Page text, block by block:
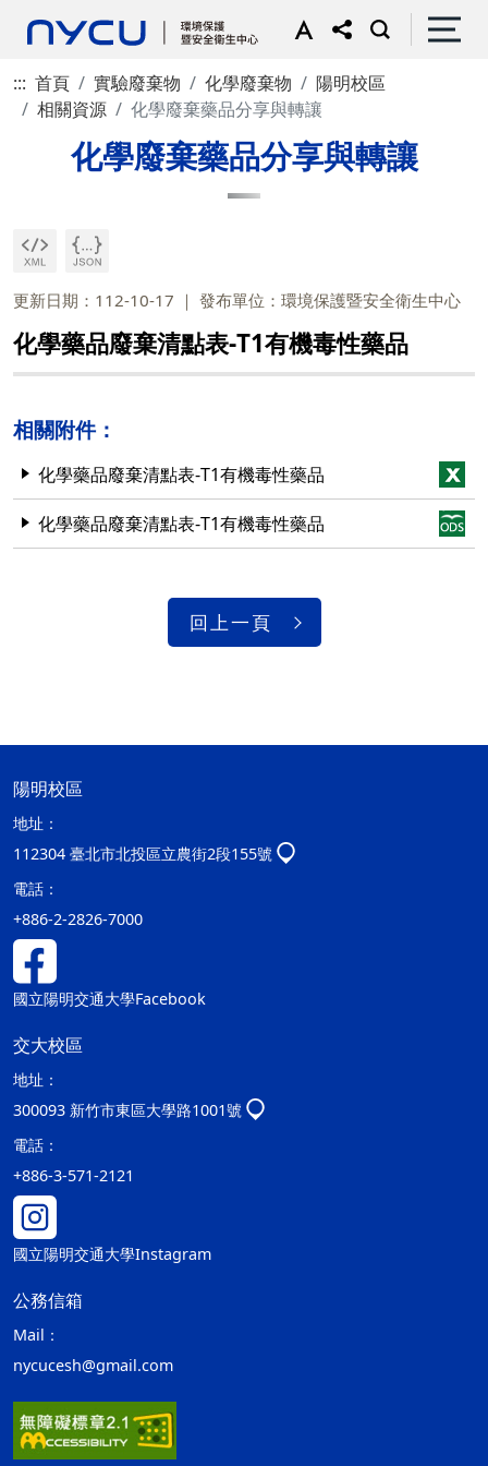
::: 首頁 實驗廢棄物 化學廢棄物
陽明校區
相關資源
化學廢棄藥品分享與轉讓
化學廢棄藥品分享與轉讓
更新日期：112-10-17 發布單位：環境保護暨安全衛生中心
化學藥品廢棄清點表-T1有機毒性藥品
相關附件：
化學藥品廢棄清點表-T1有機毒性藥品
化學藥品廢棄清點表-T1有機毒性藥品
回上一頁
陽明校區
地址：
112304 臺北市北投區立農街2段155號
電話：
+886-2-2826-7000
國立陽明交通大學Facebook
交大校區
地址：
300093 新竹市東區大學路1001號
電話：
+886-3-571-2121
國立陽明交通大學Instagram
公務信箱
Mail：
nycucesh@gmail.com